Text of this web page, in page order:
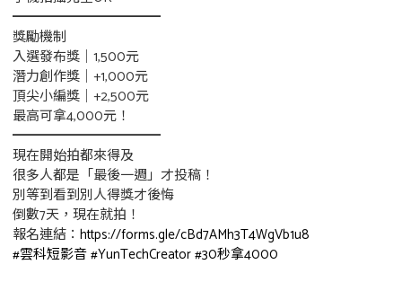
━━━━━━━━━━━
獎勵機制
入選發布獎｜1,500元
潛力創作獎｜+1,000元
頂尖小編獎｜+2,500元
最高可拿4,000元！
━━━━━━━━━━━
現在開始拍都來得及
很多人都是「最後一週」才投稿！
別等到看到別人得獎才後悔
倒數7天，現在就拍！
報名連結： https://forms.gle/cBd7AMh3T4WgVb1u8
#雲科短影音#YunTechCreator#30秒拿4000